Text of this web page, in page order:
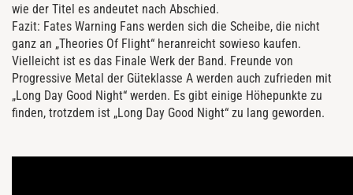
wie der Titel es andeutet nach Abschied.
Fazit: Fates Warning Fans werden sich die Scheibe, die nicht
ganz an „Theories Of Flight“ heranreicht sowieso kaufen.
Vielleicht ist es das Finale Werk der Band. Freunde von
Progressive Metal der Güteklasse A werden auch zufrieden mit
„Long Day Good Night“ werden. Es gibt einige Höhepunkte zu
finden, trotzdem ist „Long Day Good Night“ zu lang geworden.